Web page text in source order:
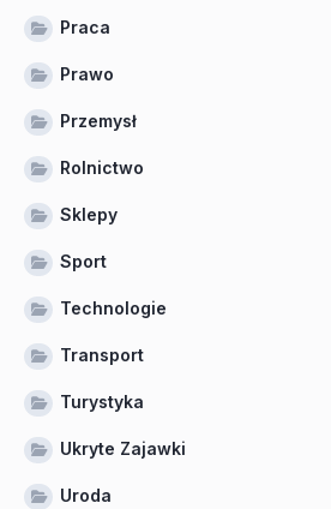
Praca
Prawo
Przemysł
Rolnictwo
Sklepy
Sport
Technologie
Transport
Turystyka
Ukryte Zajawki
Uroda